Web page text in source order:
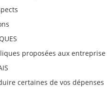
proposées aux
certaines de vos dépenses